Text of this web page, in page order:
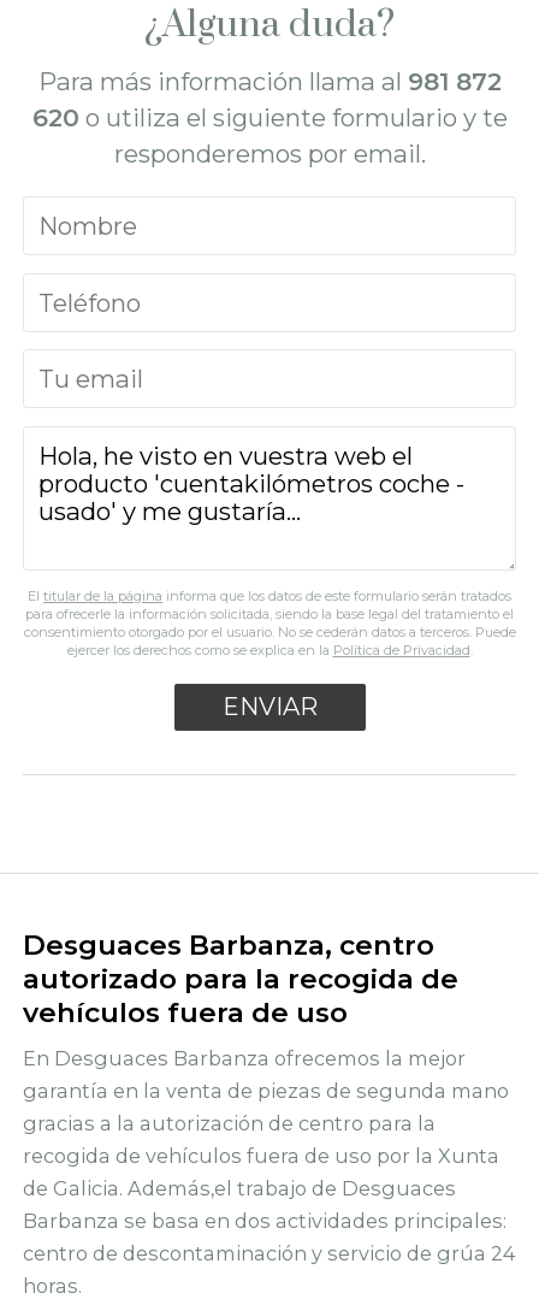
¿Alguna duda?
Para más información llama al 981 872
620 o utiliza el siguiente formulario y te
responderemos por email.
El titular de la página informa que los datos de este formulario serán tratados
para ofrecerle la información solicitada, siendo la base legal del tratamiento el
consentimiento otorgado por el usuario. No se cederán datos a terceros. Puede
ejercer los derechos como se explica en la Política de Privacidad.
Desguaces Barbanza, centro
autorizado para la recogida de
vehículos fuera de uso
En Desguaces Barbanza ofrecemos la mejor
garantía en la venta de piezas de segunda mano
gracias a la autorización de centro para la
recogida de vehículos fuera de uso por la Xunta
de Galicia. Además,el trabajo de Desguaces
Barbanza se basa en dos actividades principales:
centro de descontaminación y servicio de grúa 24
horas.